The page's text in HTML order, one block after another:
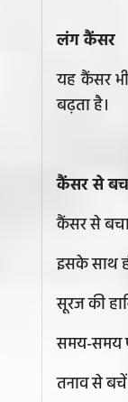
लंग कैंसर
यह कैंसर
बढ़ता है।
कैंसर से
कैंसर से
इसके साथ
सूरज की
समय-समय
तनाव से